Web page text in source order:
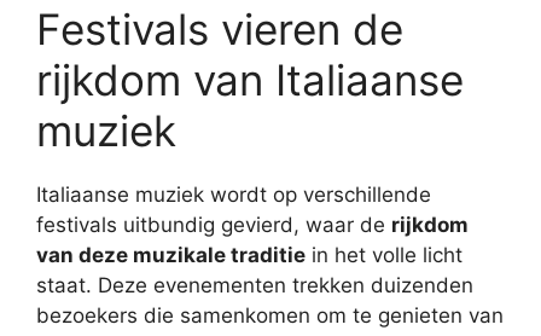
Festivals vieren de
rijkdom van Italiaanse
muziek
Italiaanse muziek wordt op verschillende
festivals uitbundig gevierd, waar de rijkdom
van deze muzikale traditie in het volle licht
staat. Deze evenementen trekken duizenden
bezoekers die samenkomen om te genieten van